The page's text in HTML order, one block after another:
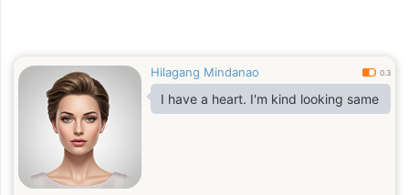
Hilagang Mindanao 0.3
I have a heart. I'm kind looking same